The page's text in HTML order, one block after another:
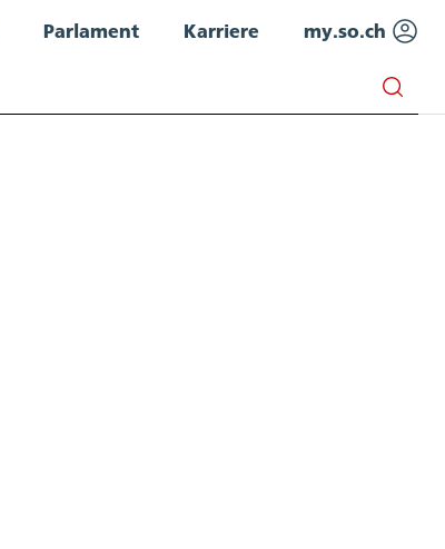
Parlament Karriere my.so.ch